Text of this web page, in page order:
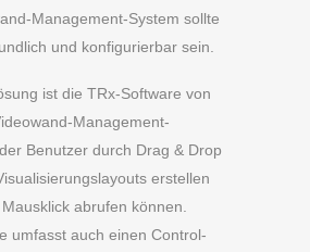
Management-System sollte
und konfigurierbar sein.
ist die TRx-Software von
Management-
Benutzer durch Drag & Drop
erstellen
abrufen können.
umfasst auch einen Control-